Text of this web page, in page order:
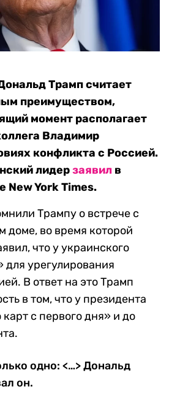
Трамп считает
преимуществом,
момент располагает
Владимир
конфликта с Россией.
лидерзаявил в
New York Times.
Трампу о встрече с
доме, во время которой
что у украинского
для урегулирования
В ответ на это Трамп
в том, что у президента
с первого дня» и до
одно: <…> Дональд
он.